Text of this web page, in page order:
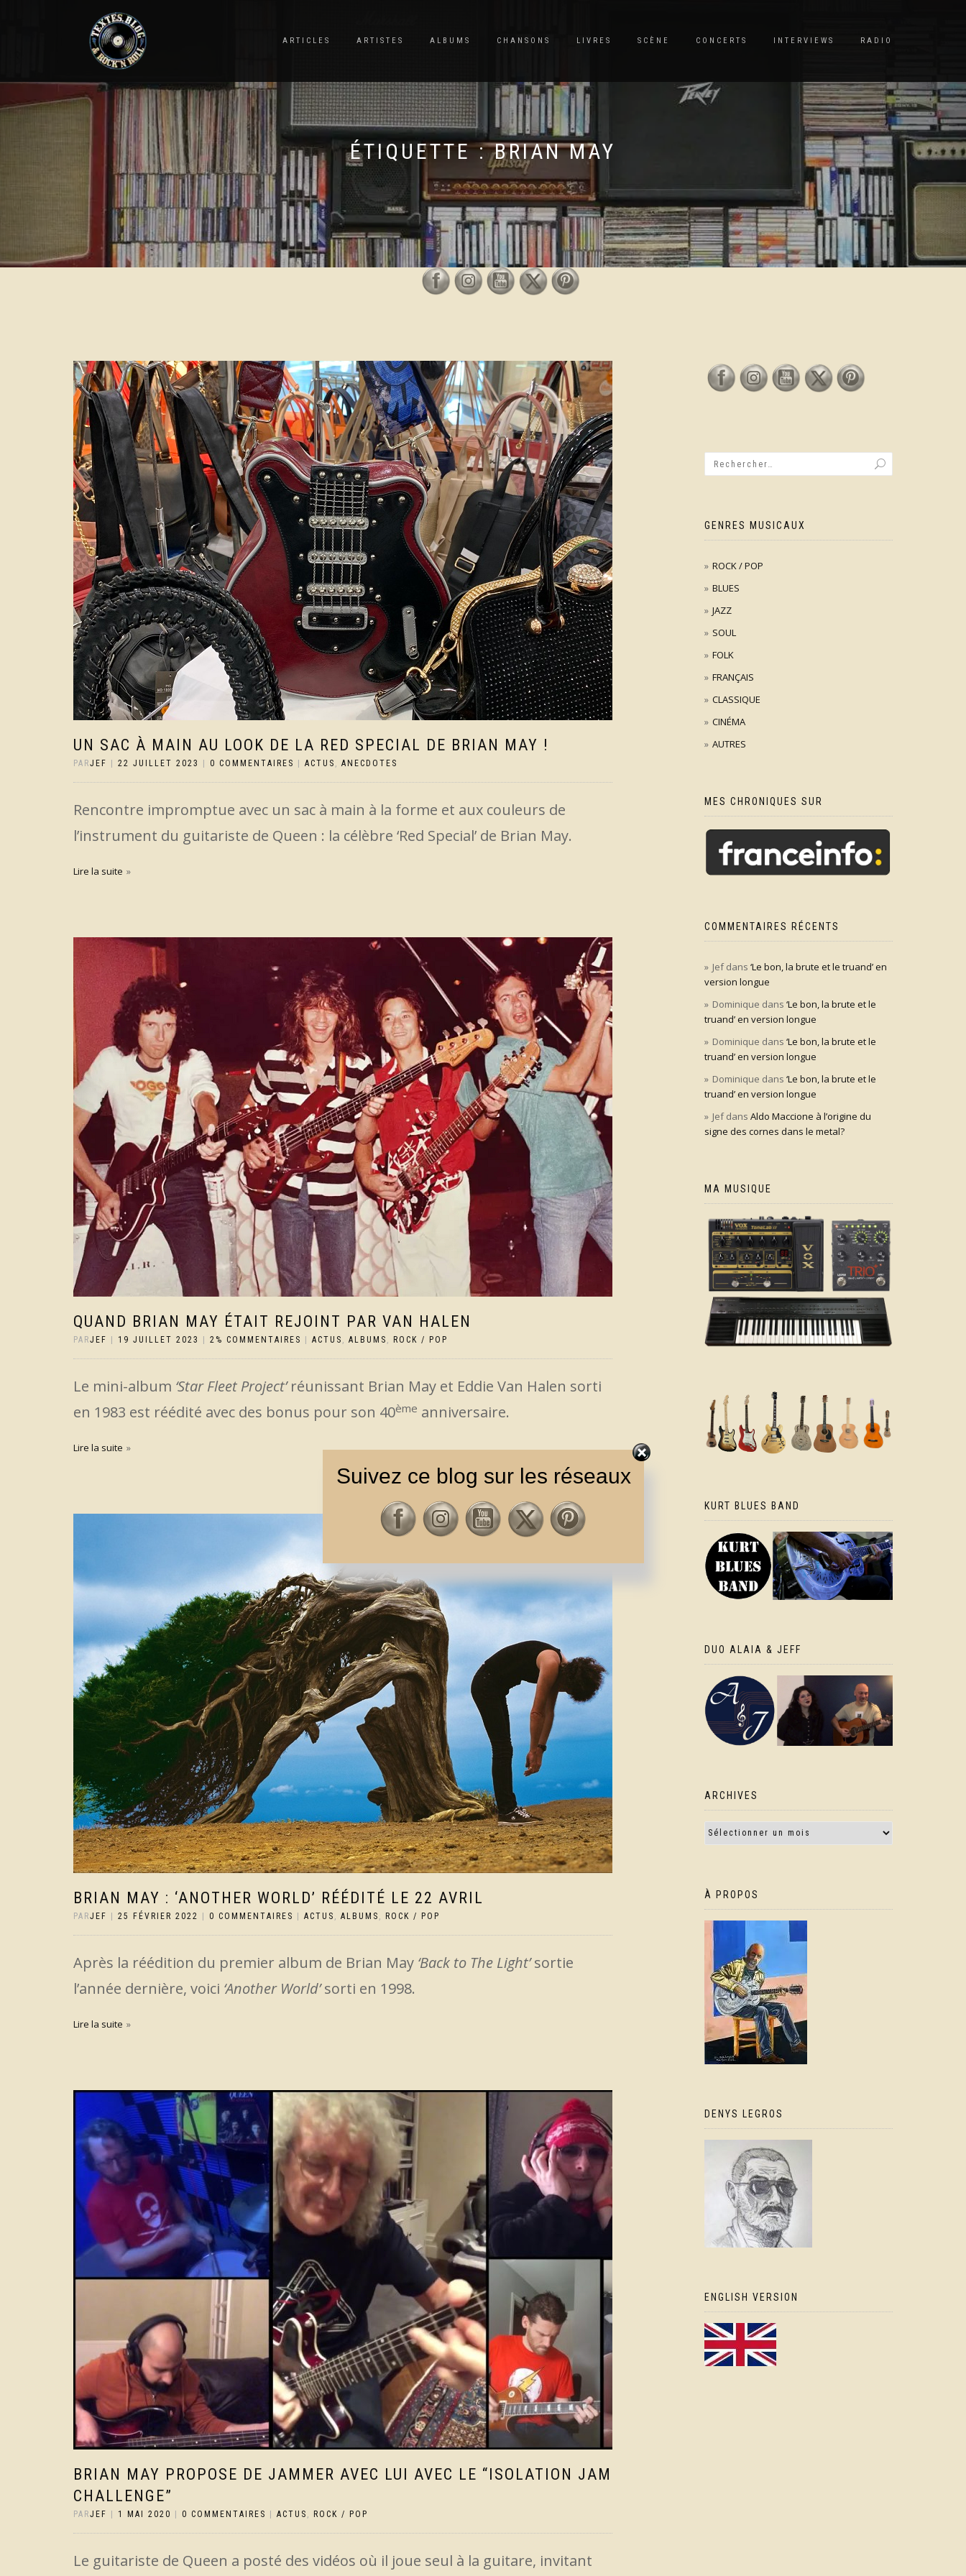
ARTICLES ARTISTES ALBUMS CHANSONS LIVRES SCÈNE CONCERTS INTERVIEWS RADIO
ÉTIQUETTE :BRIAN MAY
UN SAC À MAIN AU LOOK DE LA RED SPECIAL DE BRIAN MAY !
PARJEF 22 JUILLET 2023 0 COMMENTAIRES ACTUS , ANECDOTES
Rencontre impromptue avec un sac à main à la forme et aux couleurs de
l’instrument du guitariste de Queen : la célèbre ‘Red Special’ de Brian May.
Lire la suite
QUAND BRIAN MAY ÉTAIT REJOINT PAR VAN HALEN
PARJEF 19 JUILLET 2023 2% COMMENTAIRES ACTUS , ALBUMS , ROCK / POP
Le mini-album ‘Star Fleet Project’réunissant Brian May et Eddie Van Halen sorti
en 1983 est réédité avec des bonus pour son 40ème anniversaire.
Lire la suite
BRIAN MAY : ‘ANOTHER WORLD’ RÉÉDITÉ LE 22 AVRIL
PARJEF 25 FÉVRIER 2022 0 COMMENTAIRES ACTUS , ALBUMS , ROCK / POP
Après la réédition du premier album de Brian May ‘Back to The Light’sortie
l’année dernière, voici ‘Another World’sorti en 1998.
Lire la suite
BRIAN MAY PROPOSE DE JAMMER AVEC LUI AVEC LE “ISOLATION JAM
CHALLENGE”
PARJEF 1 MAI 2020 0 COMMENTAIRES ACTUS , ROCK / POP
Le guitariste de Queen a posté des vidéos où il joue seul à la guitare, invitant
GENRES MUSICAUX
ROCK / POP
BLUES
JAZZ
SOUL
FOLK
FRANÇAIS
CLASSIQUE
CINÉMA
AUTRES
MES CHRONIQUES SUR
COMMENTAIRES RÉCENTS
Jefdans ‘Le bon, la brute et le truand’ en
version longue
Dominique dans ‘Le bon, la brute et le
truand’ en version longue
Dominique dans ‘Le bon, la brute et le
truand’ en version longue
Dominique dans ‘Le bon, la brute et le
truand’ en version longue
Jefdans Aldo Maccione à l’origine du
signe des cornes dans le metal?
MA MUSIQUE
KURT BLUES BAND
DUO ALAIA & JEFF
ARCHIVES
À PROPOS
DENYS LEGROS
ENGLISH VERSION
Suivez ce blog sur les réseaux